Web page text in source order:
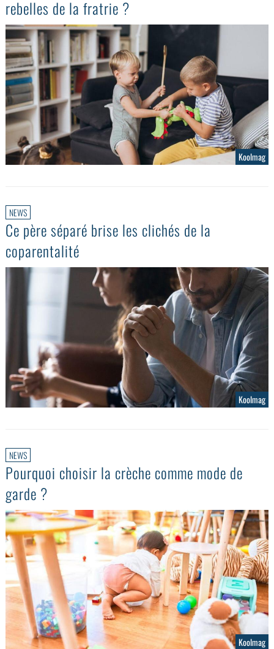
rebelles de la fratrie ?
Koolmag
NEWS
Ce père séparé brise les clichés de la
coparentalité
Koolmag
NEWS
Pourquoi choisir la crèche comme mode de
garde ?
Koolmag